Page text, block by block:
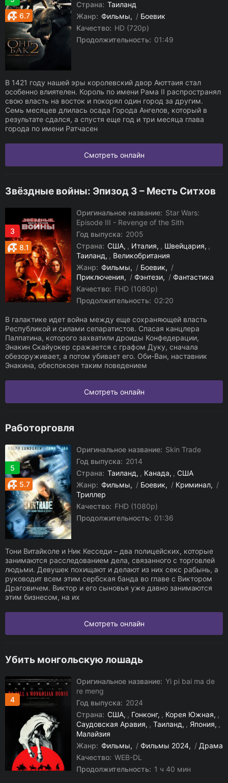
6.7
Страна: Таиланд
Жанр: Фильмы / Боевик
Качество: HD (720p)
Продолжительность: 01:49
В 1421 году нашей эры королевский двор Аюттаия стал
особенно влиятелен. Король по имени Рама II распространял
свою власть на восток и покорял один город за другим.
Семь месяцев длилась осада Города Ангелов, который в
результате сдался, а спустя еще год и три месяца глава
города по имени Ратчасен
Смотреть онлайн
Звёздные войны: Эпизод 3 – Месть Ситхов
3
8.1
Оригинальное название: Star Wars:
Episode III - Revenge of the Sith
Год выпуска: 2005
Страна: США , Италия , Швейцария ,
Таиланд , Великобритания
Жанр: Фильмы / Боевик
/
Приключения
/ Фэнтези / Фантастика
Качество: FHD (1080p)
Продолжительность: 02:20
В галактике идет война между еще сохраняющей власть
Республикой и силами сепаратистов. Спасая канцлера
Палпатина, которого захватили дроиды Конфедерации,
Энакин Скайуокер сражается с графом Дуку, сначала
обезоруживает, а потом убивает его. Оби-Ван, наставник
Энакина, обеспокоен таким поведением
Смотреть онлайн
Работорговля
5
5.7
Оригинальное название: Skin Trade
Год выпуска: 2014
Страна: Таиланд , Канада , США
Жанр: Фильмы / Боевик / Криминал
/
Триллер
Качество: FHD (1080p)
Продолжительность: 01:36
Тони Витайколе и Ник Кесседи – два полицейских, которые
занимаются расследованием дела, связанного с торговлей
людьми. Девушек похищают и делают из них секс рабынь, а
руководит всем этим сербская банда во главе с Виктором
Драговичем. Виктор и его сыновья уже давно занимаются
этим бизнесом, на их
Смотреть онлайн
Убить монгольскую лошадь
4
Оригинальное название: Yi pi bai ma de
re meng
Год выпуска: 2024
Страна: США , Гонконг , Корея Южная ,
Саудовская Аравия , Таиланд , Япония ,
Малайзия
Жанр: Фильмы / Фильмы 2024 / Драма
Качество: WEB-DL
Продолжительность: 1 ч 40 мин